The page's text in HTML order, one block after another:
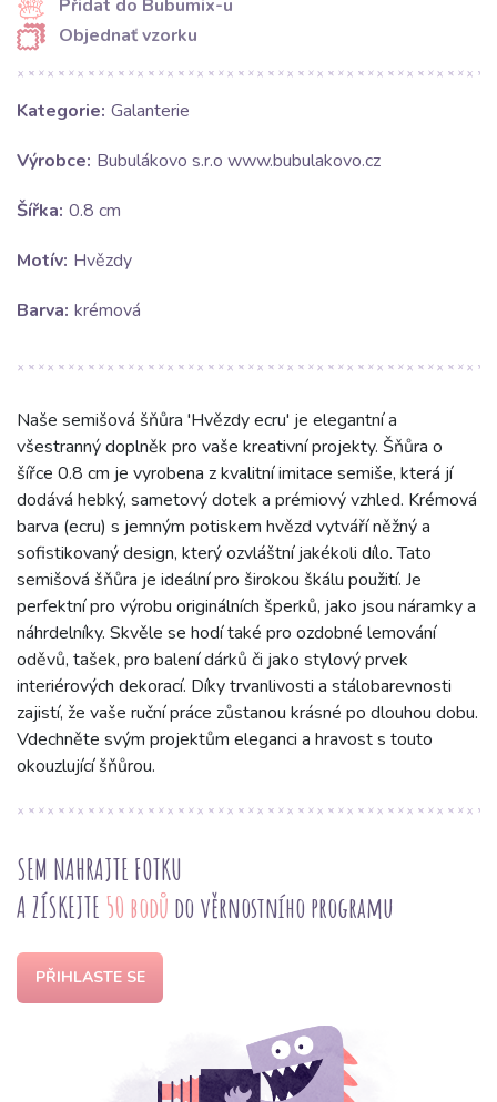
Přidat do Bubumix-u
Objednať vzorku
Kategorie: Galanterie
Výrobce: Bubulákovo s.r.o www.bubulakovo.cz
Šířka: 0.8 cm
Motív: Hvězdy
Barva: krémová
Naše semišová šňůra 'Hvězdy ecru' je elegantní a
všestranný doplněk pro vaše kreativní projekty. Šňůra o
šířce 0.8 cm je vyrobena z kvalitní imitace semiše, která jí
dodává hebký, sametový dotek a prémiový vzhled. Krémová
barva (ecru) s jemným potiskem hvězd vytváří něžný a
sofistikovaný design, který ozvláštní jakékoli dílo. Tato
semišová šňůra je ideální pro širokou škálu použití. Je
perfektní pro výrobu originálních šperků, jako jsou náramky a
náhrdelníky. Skvěle se hodí také pro ozdobné lemování
oděvů, tašek, pro balení dárků či jako stylový prvek
interiérových dekorací. Díky trvanlivosti a stálobarevnosti
zajistí, že vaše ruční práce zůstanou krásné po dlouhou dobu.
Vdechněte svým projektům eleganci a hravost s touto
okouzlující šňůrou.
SEM NAHRAJTE FOTKU
A ZÍSKEJTE 50 bodů do věrnostního programu
PŘIHLASTE SE